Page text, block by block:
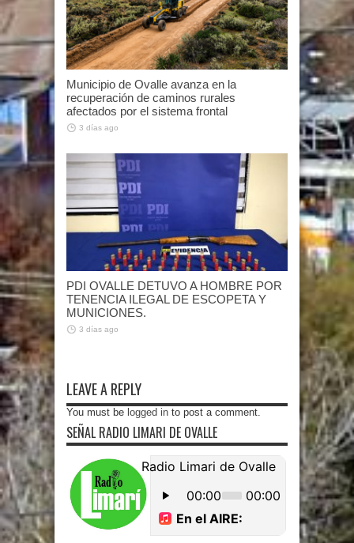
Municipio de Ovalle avanza en la
recuperación de caminos rurales
afectados por el sistema frontal
3 días ago
PDI OVALLE DETUVO A HOMBRE POR
TENENCIA ILEGAL DE ESCOPETA Y
MUNICIONES.
3 días ago
LEAVE A REPLY
You must be logged in to post a comment.
SEÑAL RADIO LIMARI DE OVALLE